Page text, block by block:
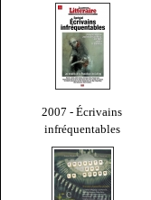
2007 - Écrivains
infréquentables